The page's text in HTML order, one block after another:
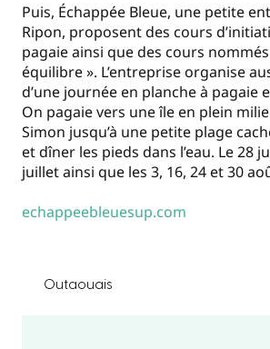
Puis, Échappée Bleue, une petite
Ripon, proposent des cours
pagaie ainsi que des cours
équilibre ». L’entreprise organise
d’une journée en planche à pagaie
On pagaie vers une île en plein
Simon jusqu’à une petite plage
et dîner les pieds dans l’eau. Le 28
juillet ainsi que les 3, 16, 24 et 30
echappeebleuesup.com
Outaouais